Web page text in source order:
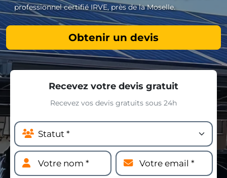
professionnel certifié IRVE, près de la Moselle.
Obtenir un devis
Recevez votre devis gratuit
Recevez vos devis gratuits sous 24h